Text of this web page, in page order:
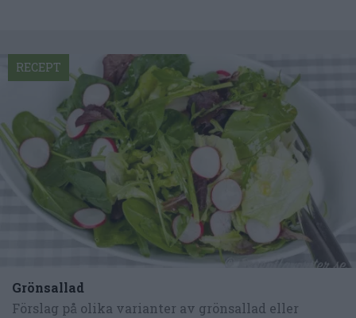
Grönsallad
Förslag på olika varianter av grönsallad eller
RECEPT